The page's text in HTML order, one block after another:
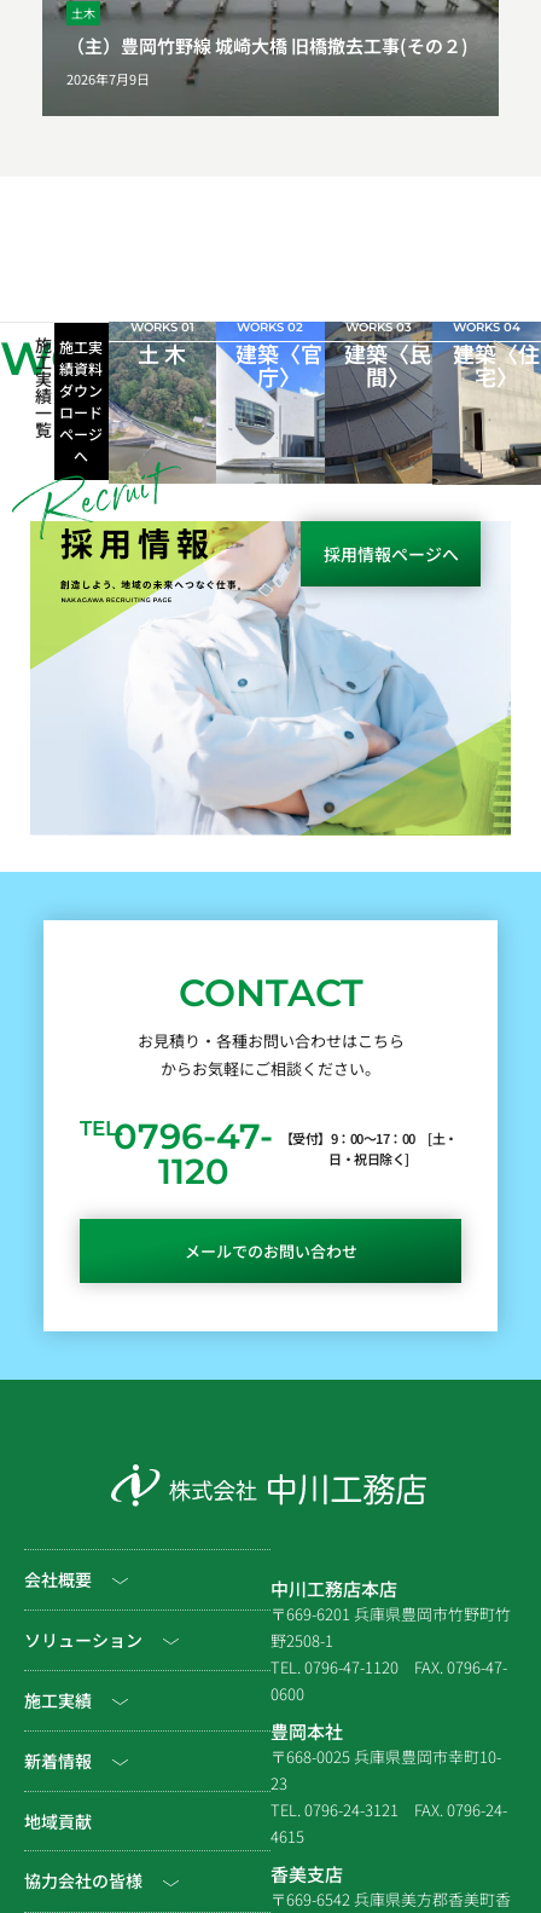
土木
（主）豊岡竹野線 城崎大橋 旧橋撤去工事(その２)
2026年7月9日
WORKS
施
工
実
績
一
覧
施工実
績資料
ダウン
ロード
ページ
へ
WORKS 01
土 木
WORKS 02
建築〈官
庁〉
WORKS 03
建築〈民
間〉
WORKS 04
建築〈住
宅〉
採用情報 採用情報ページへ
CONTACT
お見積り・各種お問い合わせはこちら
からお気軽にご相談ください。
TEL.0796-47-
1120
【受付】9：00～17：00 [土・
日・祝日除く]
メールでのお問い合わせ
会社概要
社長挨拶
会社沿革
拠点一覧
企業倫理規定
ソリューション
公共工事
住宅関連
各種連携
施工実績
土木
建築（民間）
新着情報
NEWS & EVENT
地域貢献
協力会社の皆様
中川工務店本店
〒669-6201 兵庫県豊岡市竹野町竹
野2508-1
TEL. 0796-47-1120 FAX. 0796-47-
0600
豊岡本社
〒668-0025 兵庫県豊岡市幸町10-
23
TEL. 0796-24-3121 FAX. 0796-24-
4615
香美支店
〒669-6542 兵庫県美方郡香美町香